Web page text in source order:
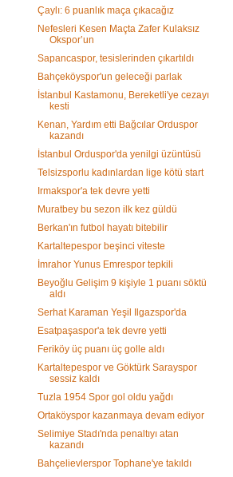
Çaylı: 6 puanlık maça çıkacağız
Nefesleri Kesen Maçta Zafer Kulaksız
Okspor’un
Sapancaspor, tesislerinden çıkartıldı
Bahçeköyspor'un geleceği parlak
İstanbul Kastamonu, Bereketli'ye cezayı
kesti
Kenan, Yardım etti Bağcılar Orduspor
kazandı
İstanbul Orduspor'da yenilgi üzüntüsü
Telsizsporlu kadınlardan lige kötü start
Irmakspor'a tek devre yetti
Muratbey bu sezon ilk kez güldü
Berkan'ın futbol hayatı bitebilir
Kartaltepespor beşinci viteste
İmrahor Yunus Emrespor tepkili
Beyoğlu Gelişim 9 kişiyle 1 puanı söktü
aldı
Serhat Karaman Yeşil Ilgazspor'da
Esatpaşaspor'a tek devre yetti
Feriköy üç puanı üç golle aldı
Kartaltepespor ve Göktürk Sarayspor
sessiz kaldı
Tuzla 1954 Spor gol oldu yağdı
Ortaköyspor kazanmaya devam ediyor
Selimiye Stadı'nda penaltıyı atan
kazandı
Bahçelievlerspor Tophane'ye takıldı